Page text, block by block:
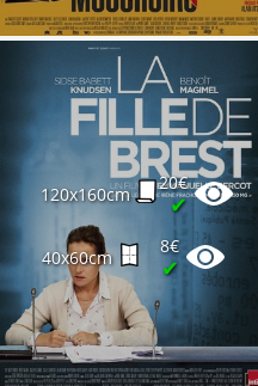
120x160cm
20€
✔
40x60cm
8€
✔